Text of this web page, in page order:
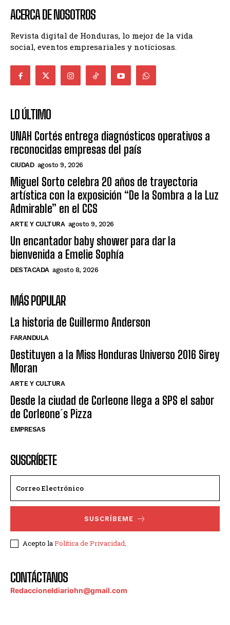
ACERCA DE NOSOTROS
Revista digital de Honduras, lo mejor de la vida
social, eventos empresariales y noticiosas.
LO ÚLTIMO
UNAH Cortés entrega diagnósticos operativos a
reconocidas empresas del país
CIUDAD agosto 9, 2026
Miguel Sorto celebra 20 años de trayectoria
artística con la exposición “De la Sombra a la Luz
Admirable” en el CCS
ARTE Y CULTURA agosto 9, 2026
Un encantador baby shower para dar la
bienvenida a Emelie Sophía
DESTACADA agosto 8, 2026
MÁS POPULAR
La historia de Guillermo Anderson
FARANDULA
Destituyen a la Miss Honduras Universo 2016 Sirey
Moran
ARTE Y CULTURA
Desde la ciudad de Corleone llega a SPS el sabor
de Corleone´s Pizza
EMPRESAS
SUSCRÍBETE
SUSCRÍBEME
Acepto laPolítica de Privacidad.
CONTÁCTANOS
Redaccioneldiariohn@gmail.com